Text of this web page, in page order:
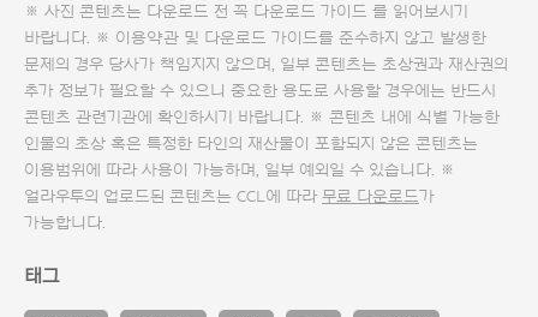
※ 사진 콘텐츠는 다운로드 전 꼭 다운로드 가이드 를 읽어보시기
바랍니다. ※ 이용약관 및 다운로드 가이드를 준수하지 않고 발생한
문제의 경우 당사가 책임지지 않으며, 일부 콘텐츠는 초상권과 재산권의
추가 정보가 필요할 수 있으니 중요한 용도로 사용할 경우에는 반드시
콘텐츠 관련기관에 확인하시기 바랍니다. ※ 콘텐츠 내에 식별 가능한
인물의 초상 혹은 특정한 타인의 재산물이 포함되지 않은 콘텐츠는
이용범위에 따라 사용이 가능하며, 일부 예외일 수 있습니다. ※
얼라우투의 업로드된 콘텐츠는 CCL에 따라 무료 다운로드 가
가능합니다.
태그